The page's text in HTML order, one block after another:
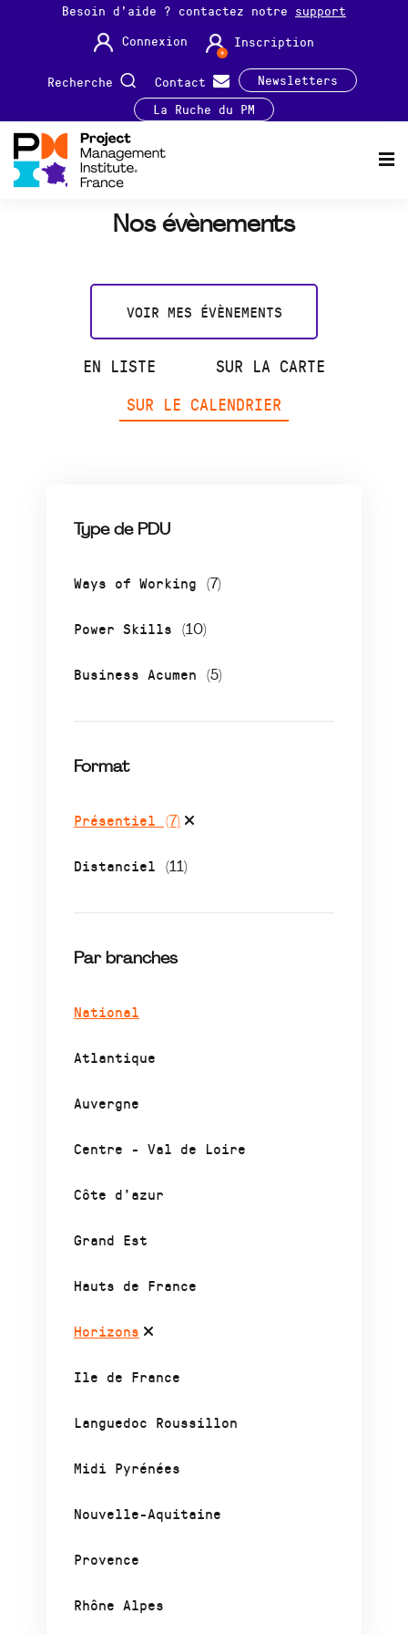
Besoin d'aide ? contactez notre support
Connexion
Inscription
Recherche Contact
Newsletters
La Ruche du PM
Nos évènements
VOIR MES ÉVÈNEMENTS
EN LISTE
SUR LA CARTE
SUR LE CALENDRIER
Type de PDU
Ways of Working (7)
Power Skills (10)
Business Acumen (5)
Format
Présentiel (7)
Distanciel (11)
Par branches
National
Atlantique
Auvergne
Centre - Val de Loire
Côte d’azur
Grand Est
Hauts de France
Horizons
Ile de France
Languedoc Roussillon
Midi Pyrénées
Nouvelle-Aquitaine
Provence
Rhône Alpes